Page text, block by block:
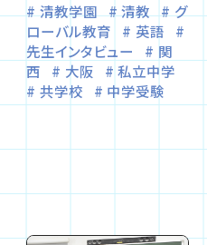
清教学園 清教
グ
ローバル教育
英語
先生インタビュー
関
西
大阪
私立中学
共学校
中学受験